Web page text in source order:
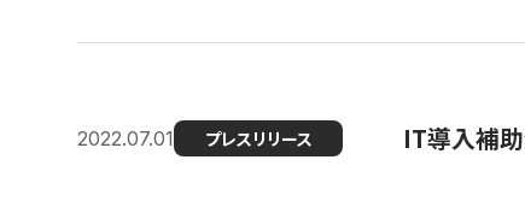
2022.07.01 プレスリリース IT導入補